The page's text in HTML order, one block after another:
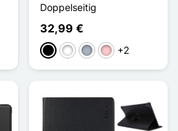
Doppelseitig
32,99 €
Schwarz
WeißGrauPink+2